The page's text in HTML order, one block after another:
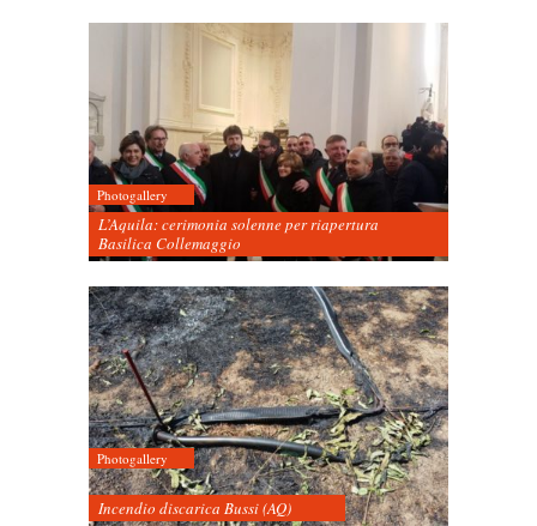
Photogallery
L’Aquila: cerimonia solenne per riapertura
Basilica Collemaggio
Photogallery
Incendio discarica Bussi (AQ)